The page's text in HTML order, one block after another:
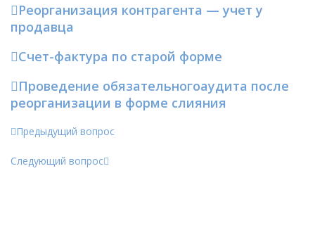
Реорганизация контрагента — учет у
продавца
Счет-фактура по старой форме
Проведение обязательногоаудита после
реорганизации в форме слияния
Предыдущий вопрос
Следующий вопрос